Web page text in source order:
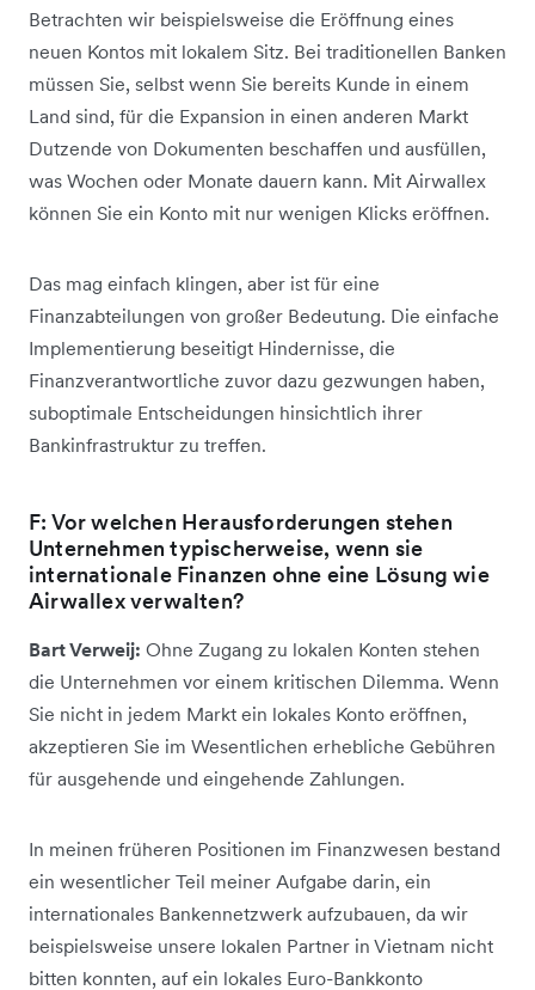
Betrachten wir beispielsweise die Eröffnung eines
neuen Kontos mit lokalem Sitz. Bei traditionellen Banken
müssen Sie, selbst wenn Sie bereits Kunde in einem
Land sind, für die Expansion in einen anderen Markt
Dutzende von Dokumenten beschaffen und ausfüllen,
was Wochen oder Monate dauern kann. Mit Airwallex
können Sie ein Konto mit nur wenigen Klicks eröffnen.
Das mag einfach klingen, aber ist für eine
Finanzabteilungen von großer Bedeutung. Die einfache
Implementierung beseitigt Hindernisse, die
Finanzverantwortliche zuvor dazu gezwungen haben,
suboptimale Entscheidungen hinsichtlich ihrer
Bankinfrastruktur zu treffen.
F: Vor welchen Herausforderungen stehen
Unternehmen typischerweise, wenn sie
internationale Finanzen ohne eine Lösung wie
Airwallex verwalten?
Bart Verweij: Ohne Zugang zu lokalen Konten stehen
die Unternehmen vor einem kritischen Dilemma. Wenn
Sie nicht in jedem Markt ein lokales Konto eröffnen,
akzeptieren Sie im Wesentlichen erhebliche Gebühren
für ausgehende und eingehende Zahlungen.
In meinen früheren Positionen im Finanzwesen bestand
ein wesentlicher Teil meiner Aufgabe darin, ein
internationales Bankennetzwerk aufzubauen, da wir
beispielsweise unsere lokalen Partner in Vietnam nicht
bitten konnten, auf ein lokales Euro-Bankkonto